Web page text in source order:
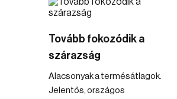
Tovább fokozódik a
szárazság
Alacsonyak a termésátlagok.
Jelentős, országos